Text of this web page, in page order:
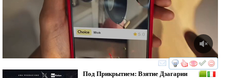
смотреть
Под Прикрытием: Взятие Дзагарии